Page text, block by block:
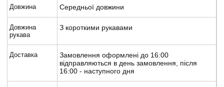
Довжина Середньої довжини
Довжина
рукава
З короткими рукавами
Доставка
Замовлення оформлені до 16:00
відправляються в день замовлення, після
16:00 - наступного дня